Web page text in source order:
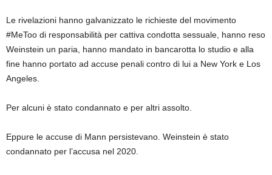
Le rivelazioni hanno galvanizzato le richieste del movimento
#MeToo di responsabilità per cattiva condotta sessuale, hanno reso
Weinstein un paria, hanno mandato in bancarotta lo studio e alla
fine hanno portato ad accuse penali contro di lui a New York e Los
Angeles.
Per alcuni è stato condannato e per altri assolto.
Eppure le accuse di Mann persistevano. Weinstein è stato
condannato per l’accusa nel 2020.